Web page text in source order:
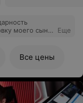
моего сына
в свою
что
Еще
Все цены